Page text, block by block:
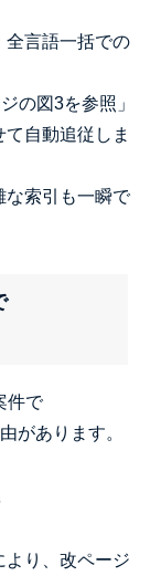
全言語一括での
の図3を参照」
自動追従しま
な索引も一瞬で
件で
があります。
より、改ページ